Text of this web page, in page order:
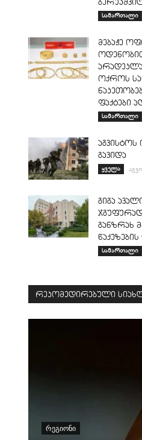
სამართალი
მებაჟე
ოქროს
ფაქტები
სამართალი
გავიდა
ყველა
გიგა
განზრახ
სამართალი
რეკომედირებული
ᲠᲔᲒᲘᲝᲜᲘ